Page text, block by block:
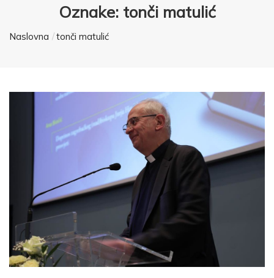
Oznake: tonči matulić
Naslovna tonči matulić